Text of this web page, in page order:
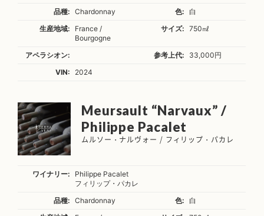
品種:
Chardonnay 色:
白
生産地域:
France /
Bourgogne
サイズ: 750㎖
アペラシオン: 参考上代:
33,000円
VIN:
2024
Meursault “Narvaux” /
Philippe Pacalet
ムルソー・ナルヴォー / フィリップ・パカレ
ワイナリー:
Philippe Pacalet
フィリップ・パカレ
品種:
Chardonnay 色:
白